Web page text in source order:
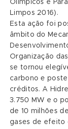
Olímpicos e
Limpos 2016).
Esta ação foi
âmbito do
Organização
se tornou
carbono e
créditos. A
3.750 MW e o
de 10 milhões
gases de efeito